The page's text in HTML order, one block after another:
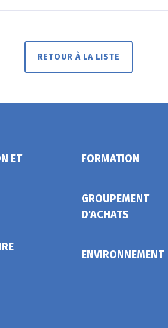
RETOUR À LA LISTE
ET
FORMATION
GROUPEMENT
D'ACHATS
ENVIRONNEMENT